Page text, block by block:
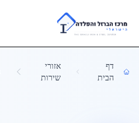
Skip to main content
דף
הבית
אזורי
שירות